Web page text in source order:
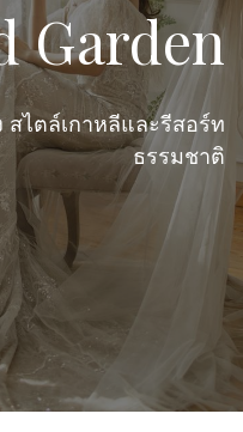
Garden
ไตล์เกาหลีและรีสอร์ท
ธรรมชาติ